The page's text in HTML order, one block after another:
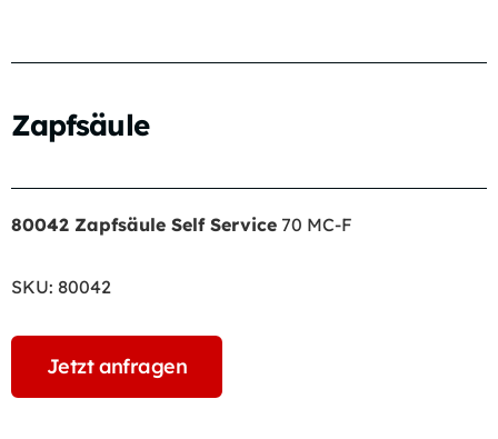
Zapfsäule
80042 Zapfsäule Self Service 70 MC-F
SKU: 80042
Jetzt anfragen